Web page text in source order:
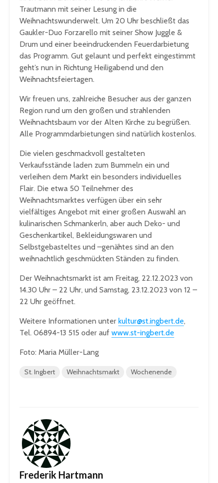
Trautmann mit seiner Lesung in die
Weihnachtswunderwelt. Um 20 Uhr beschließt das
Gaukler-Duo Forzarello mit seiner Show Juggle &
Drum und einer beeindruckenden Feuerdarbietung
das Programm. Gut gelaunt und perfekt eingestimmt
geht’s nun in Richtung Heiligabend und den
Weihnachtsfeiertagen.
Wir freuen uns, zahlreiche Besucher aus der ganzen
Region rund um den großen und strahlenden
Weihnachtsbaum vor der Alten Kirche zu begrüßen.
Alle Programmdarbietungen sind natürlich kostenlos.
Die vielen geschmackvoll gestalteten
Verkaufsstände laden zum Bummeln ein und
verleihen dem Markt ein besonders individuelles
Flair. Die etwa 50 Teilnehmer des
Weihnachtsmarktes verfügen über ein sehr
vielfältiges Angebot mit einer großen Auswahl an
kulinarischen Schmankerln, aber auch Deko- und
Geschenkartikel, Bekleidungswaren und
Selbstgebasteltes und –genähtes sind an den
weihnachtlich geschmückten Ständen zu finden.
Der Weihnachtsmarkt ist am Freitag, 22.12.2023 von
14.30 Uhr – 22 Uhr, und Samstag, 23.12.2023 von 12 –
22 Uhr geöffnet.
Weitere Informationen unter kultur@st.ingbert.de,
Tel. 06894-13 515 oder auf www.st-ingbert.de
Foto: Maria Müller-Lang
St. Ingbert Weihnachtsmarkt Wochenende
Frederik Hartmann